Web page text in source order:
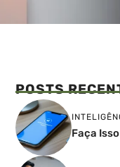
POSTS
Faça